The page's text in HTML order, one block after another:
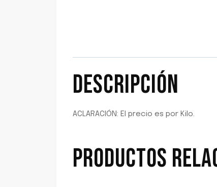
DESCRIPCIÓN
ACLARACIÓN: El precio es por Kilo.
PRODUCTOS